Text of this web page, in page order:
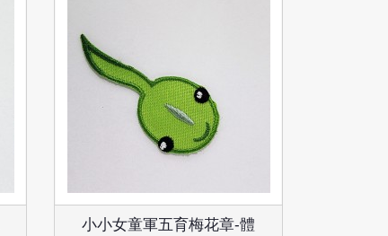
小小女童軍五育梅花章-體